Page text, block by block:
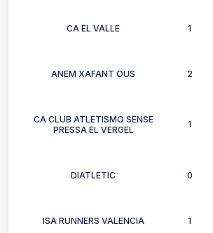
CA EL VALLE 1
ANEM XAFANT OUS 2
CA CLUB ATLETISMO SENSE
PRESSA EL VERGEL
1
DIATLETIC 0
ISA RUNNERS VALENCIA 1